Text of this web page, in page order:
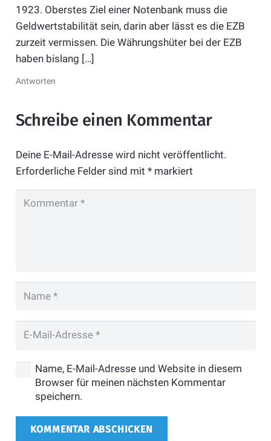
1923. Oberstes Ziel einer Notenbank muss die
Geldwertstabilität sein, darin aber lässt es die EZB
zurzeit vermissen. Die Währungshüter bei der EZB
haben bislang […]
Antworten
Schreibe einen Kommentar
Deine E-Mail-Adresse wird nicht veröffentlicht.
Erforderliche Felder sind mit *markiert
Name, E-Mail-Adresse und Website in diesem
Browser für meinen nächsten Kommentar
speichern.
KOMMENTAR ABSCHICKEN